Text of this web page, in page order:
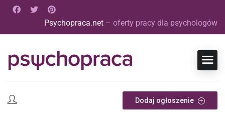
Psychopraca.net – oferty pracy dla psychologów
Dodaj ogłoszenie